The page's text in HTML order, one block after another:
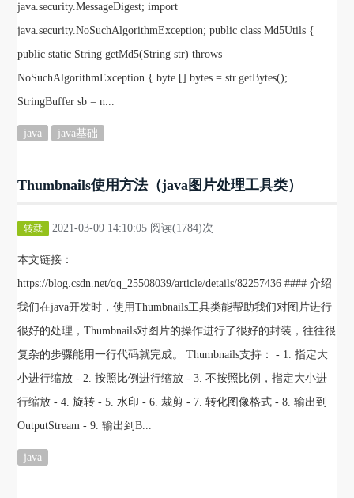
java.security.MessageDigest; import
java.security.NoSuchAlgorithmException; public class Md5Utils {
public static String getMd5(String str) throws
NoSuchAlgorithmException { byte [] bytes = str.getBytes();
StringBuffer sb = n...
java java基础
Thumbnails使用方法（java图片处理工具类）
转载 2021-03-09 14:10:05 阅读(1784)次
本文链接：
https://blog.csdn.net/qq_25508039/article/details/82257436 #### 介绍
我们在java开发时，使用Thumbnails工具类能帮助我们对图片进行
很好的处理，Thumbnails对图片的操作进行了很好的封装，往往很
复杂的步骤能用一行代码就完成。 Thumbnails支持： - 1. 指定大
小进行缩放 - 2. 按照比例进行缩放 - 3. 不按照比例，指定大小进
行缩放 - 4. 旋转 - 5. 水印 - 6. 裁剪 - 7. 转化图像格式 - 8. 输出到
OutputStream - 9. 输出到B...
java